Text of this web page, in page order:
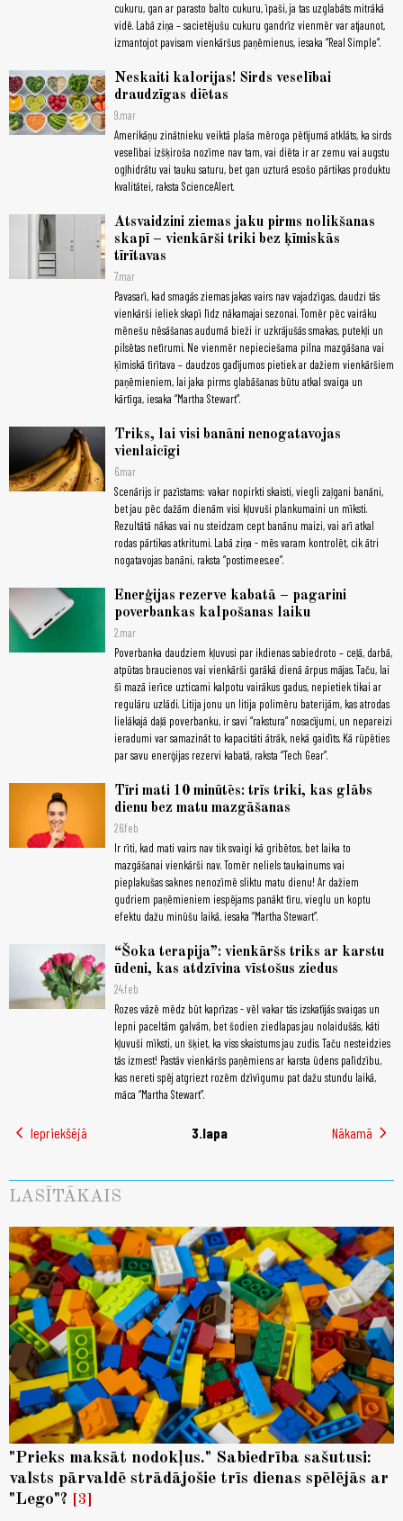
cukuru, gan ar parasto balto cukuru, īpaši, ja tas uzglabāts mitrākā
vidē. Labā ziņa – sacietējušu cukuru gandrīz vienmēr var atjaunot,
izmantojot pavisam vienkāršus paņēmienus, iesaka “Real Simple”.
Neskaiti kalorijas! Sirds veselībai
draudzīgas diētas
9.mar
Amerikāņu zinātnieku veiktā plaša mēroga pētījumā atklāts, ka sirds
veselībai izšķiroša nozīme nav tam, vai diēta ir ar zemu vai augstu
ogļhidrātu vai tauku saturu, bet gan uzturā esošo pārtikas produktu
kvalitātei, raksta ScienceAlert.
Atsvaidzini ziemas jaku pirms nolikšanas
skapī – vienkārši triki bez ķīmiskās
tīrītavas
7.mar
Pavasarī, kad smagās ziemas jakas vairs nav vajadzīgas, daudzi tās
vienkārši ieliek skapī līdz nākamajai sezonai. Tomēr pēc vairāku
mēnešu nēsāšanas audumā bieži ir uzkrājušās smakas, putekļi un
pilsētas netīrumi. Ne vienmēr nepieciešama pilna mazgāšana vai
ķīmiskā tīrītava – daudzos gadījumos pietiek ar dažiem vienkāršiem
paņēmieniem, lai jaka pirms glabāšanas būtu atkal svaiga un
kārtīga, iesaka “Martha Stewart”.
Triks, lai visi banāni nenogatavojas
vienlaicīgi
6.mar
Scenārijs ir pazīstams: vakar nopirkti skaisti, viegli zaļgani banāni,
bet jau pēc dažām dienām visi kļuvuši plankumaini un mīksti.
Rezultātā nākas vai nu steidzam cept banānu maizi, vai arī atkal
rodas pārtikas atkritumi. Labā ziņa - mēs varam kontrolēt, cik ātri
nogatavojas banāni, raksta “postimees.ee”.
Enerģijas rezerve kabatā – pagarini
poverbankas kalpošanas laiku
2.mar
Poverbanka daudziem kļuvusi par ikdienas sabiedroto – ceļā, darbā,
atpūtas braucienos vai vienkārši garākā dienā ārpus mājas. Taču, lai
šī mazā ierīce uzticami kalpotu vairākus gadus, nepietiek tikai ar
regulāru uzlādi. Litija jonu un litija polimēru baterijām, kas atrodas
lielākajā daļā poverbanku, ir savi “rakstura” nosacījumi, un nepareizi
ieradumi var samazināt to kapacitāti ātrāk, nekā gaidīts. Kā rūpēties
par savu enerģijas rezervi kabatā, raksta “Tech Gear”.
Tīri mati 10 minūtēs: trīs triki, kas glābs
dienu bez matu mazgāšanas
26.feb
Ir rīti, kad mati vairs nav tik svaigi kā gribētos, bet laika to
mazgāšanai vienkārši nav. Tomēr neliels taukainums vai
pieplakušas saknes nenozīmē sliktu matu dienu! Ar dažiem
gudriem paņēmieniem iespējams panākt tīru, vieglu un koptu
efektu dažu minūšu laikā, iesaka “Martha Stewart”.
“Šoka terapija”: vienkāršs triks ar karstu
ūdeni, kas atdzīvina vīstošus ziedus
24.feb
Rozes vāzē mēdz būt kaprīzas - vēl vakar tās izskatījās svaigas un
lepni paceltām galvām, bet šodien ziedlapas jau nolaidušās, kāti
kļuvuši mīksti, un šķiet, ka viss skaistums jau zudis. Taču nesteidzies
tās izmest! Pastāv vienkāršs paņēmiens ar karsta ūdens palīdzību,
kas nereti spēj atgriezt rozēm dzīvīgumu pat dažu stundu laikā,
māca “Martha Stewart”.
chevron_left Iepriekšējā 3.lapa Nākamā chevron_right
LASĪTĀKAIS
"Prieks maksāt nodokļus." Sabiedrība sašutusi:
valsts pārvaldē strādājošie trīs dienas spēlējās ar
"Lego"?
3